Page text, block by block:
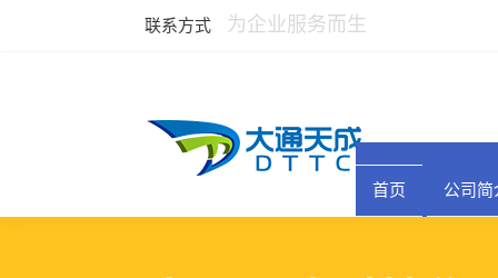
联系方式 为企业服务而生
首页 公司简